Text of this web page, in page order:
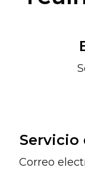
Servicio
Correo